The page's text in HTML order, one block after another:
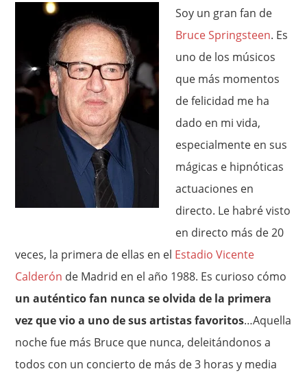
Soy un gran fan de
Bruce Springsteen. Es
uno de los músicos
que más momentos
de felicidad me ha
dado en mi vida,
especialmente en sus
mágicas e hipnóticas
actuaciones en
directo. Le habré visto
en directo más de 20
veces, la primera de ellas en el Estadio Vicente
Calderón de Madrid en el año 1988. Es curioso cómo
un auténtico fan nunca se olvida de la primera
vez que vio a uno de sus artistas favoritos…Aquella
noche fue más Bruce que nunca, deleitándonos a
todos con un concierto de más de 3 horas y media